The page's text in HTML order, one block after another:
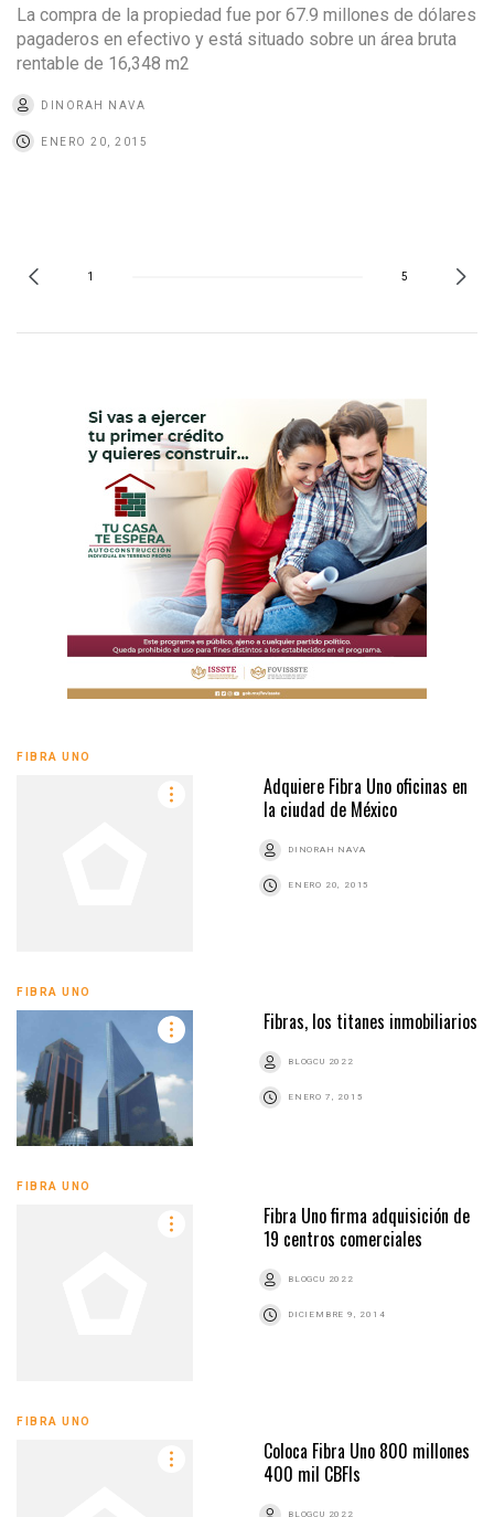
La compra de la propiedad fue por 67.9 millones de dólares
pagaderos en efectivo y está situado sobre un área bruta
rentable de 16,348 m2
DINORAH NAVA
ENERO 20, 2015
1 5
FIBRA UNO
Adquiere Fibra Uno oficinas en
la ciudad de México
DINORAH NAVA
ENERO 20, 2015
FIBRA UNO
Fibras, los titanes inmobiliarios
BLOGCU 2022
ENERO 7, 2015
FIBRA UNO
Fibra Uno firma adquisición de
19 centros comerciales
BLOGCU 2022
DICIEMBRE 9, 2014
FIBRA UNO
Coloca Fibra Uno 800 millones
400 mil CBFIs
BLOGCU 2022